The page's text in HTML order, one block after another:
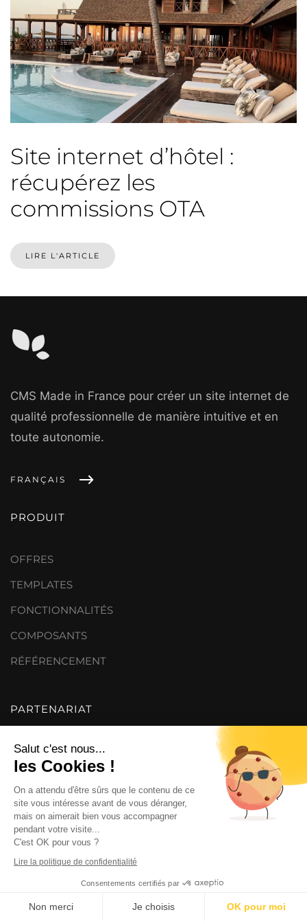
Site internet d’hôtel :
récupérez les
commissions OTA
LIRE L'ARTICLE
CMS Made in France pour créer un site internet de
qualité professionnelle de manière intuitive et en
toute autonomie.
FRANÇAIS
PRODUIT
OFFRES
TEMPLATES
FONCTIONNALITÉS
COMPOSANTS
RÉFÉRENCEMENT
PARTENARIAT
MARQUE BLANCHE
AFFILIATION
A PROPOS
CONTACT
MENTIONS LÉGALES
POLITIQUE DE CONFIDENTIALITÉ
Salut c'est nous...
les Cookies !
On a attendu d'être sûrs que le contenu de ce
site vous intéresse avant de vous déranger,
mais on aimerait bien vous accompagner
pendant votre visite...
C'est OK pour vous ?
Lire la politique de confidentialité
Consentements certifiés par
Non merci Je choisis OK pour moi